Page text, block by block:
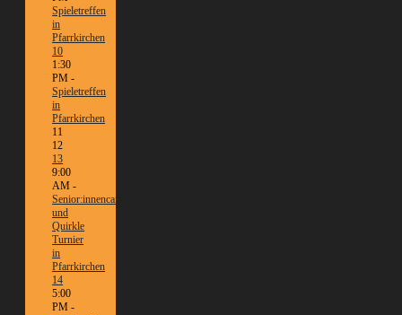
Spieletreffen
in
Pfarrkirchen
10
1:30
PM -
Spieletreffen
in
Pfarrkirchen
11
12
13
9:00
AM -
Senior:innencafé
und
Quirkle
Turnier
in
Pfarrkirchen
14
5:00
PM -